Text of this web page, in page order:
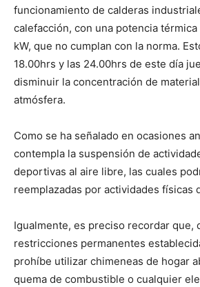
funcionamiento de calderas
calefacción, con una potencia
kW, que no cumplan con la norma.
18.00hrs y las 24.00hrs de este día
disminuir la concentración de
atmósfera.
Como se ha señalado en ocasiones
contempla la suspensión de
deportivas al aire libre, las cuales
reemplazadas por actividades físicas
Igualmente, es preciso recordar que,
restricciones permanentes
prohíbe utilizar chimeneas de hogar
quema de combustible o cualquier